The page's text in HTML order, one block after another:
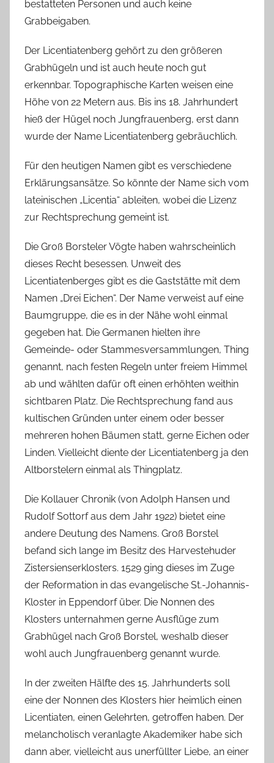
bestatteten Personen und auch keine
Grabbeigaben.
Der Licentiatenberg gehört zu den größeren
Grabhügeln und ist auch heute noch gut
erkennbar. Topographische Karten weisen eine
Höhe von 22 Metern aus. Bis ins 18. Jahrhundert
hieß der Hügel noch Jungfrauenberg, erst dann
wurde der Name Licentiatenberg gebräuchlich.
Für den heutigen Namen gibt es verschiedene
Erklärungsansätze. So könnte der Name sich vom
lateinischen „Licentia“ ableiten, wobei die Lizenz
zur Rechtsprechung gemeint ist.
Die Groß Borsteler Vögte haben wahrscheinlich
dieses Recht besessen. Unweit des
Licentiatenberges gibt es die Gaststätte mit dem
Namen „Drei Eichen“. Der Name verweist auf eine
Baumgruppe, die es in der Nähe wohl einmal
gegeben hat. Die Germanen hielten ihre
Gemeinde- oder Stammesversammlungen, Thing
genannt, nach festen Regeln unter freiem Himmel
ab und wählten dafür oft einen erhöhten weithin
sichtbaren Platz. Die Rechtsprechung fand aus
kultischen Gründen unter einem oder besser
mehreren hohen Bäumen statt, gerne Eichen oder
Linden. Vielleicht diente der Licentiatenberg ja den
Altborstelern einmal als Thingplatz.
Die Kollauer Chronik (von Adolph Hansen und
Rudolf Sottorf aus dem Jahr 1922) bietet eine
andere Deutung des Namens. Groß Borstel
befand sich lange im Besitz des Harvestehuder
Zistersienserklosters. 1529 ging dieses im Zuge
der Reformation in das evangelische St.-Johannis-
Kloster in Eppendorf über. Die Nonnen des
Klosters unternahmen gerne Ausflüge zum
Grabhügel nach Groß Borstel, weshalb dieser
wohl auch Jungfrauenberg genannt wurde.
In der zweiten Hälfte des 15. Jahrhunderts soll
eine der Nonnen des Klosters hier heimlich einen
Licentiaten, einen Gelehrten, getroffen haben. Der
melancholisch veranlagte Akademiker habe sich
dann aber, vielleicht aus unerfüllter Liebe, an einer